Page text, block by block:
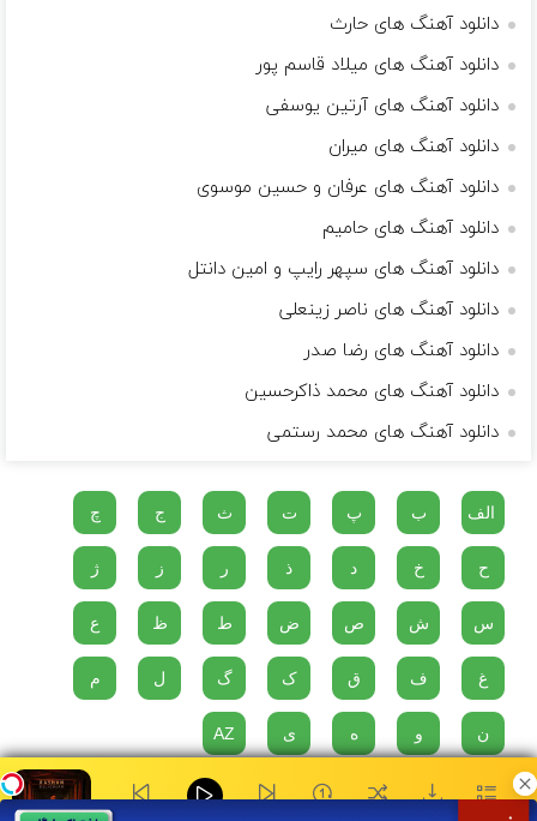
دانلود آهنگ های حارث
دانلود آهنگ های میلاد قاسم پور
دانلود آهنگ های آرتین یوسفی
دانلود آهنگ های میران
دانلود آهنگ های عرفان و حسین موسوی
دانلود آهنگ های حامیم
دانلود آهنگ های سپهر رایپ و امین دانتل
دانلود آهنگ های ناصر زینعلی
دانلود آهنگ های رضا صدر
دانلود آهنگ های محمد ذاکرحسین
دانلود آهنگ های محمد رستمی
الف ب پ ت ث ج چ
ح خ د ذ ر ز ژ
س ش ص ض ط ظ ع
غ ف ق ک گ ل م
ن و ه ی AZ